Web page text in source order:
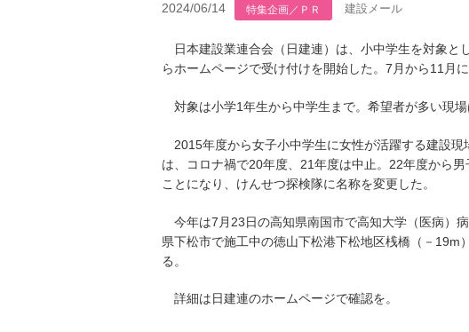
2024/06/14 特集企画／ＰＲ 建設メール
日本建設業連合会（日建連）は、小中学生を対象と
らホームページで受け付けを開始した。7月から11月
対象は小学1年生から中学生まで。希望者が多い現場
2015年度から女子小中学生に女性が活躍する建設現
は、コロナ禍で20年度、21年度は中止。22年度から
ことになり、けんせつ探検隊に名称を変更した。
今年は7月23日の高知県南国市で高知大学（医病）
県下松市で施工中の徳山下松港下松地区桟橋（－
る。
詳細は日建連のホームページで確認を。